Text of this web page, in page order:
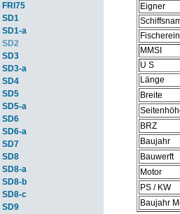
FRI75
SD1
SD1-a
SD2
SD3
SD3-a
SD4
SD5
SD5-a
SD6
SD6-a
SD7
SD8
SD8-a
SD8-b
SD8-c
SD9
Eigner
MMSI
U S
Länge
Breite
BRZ
Baujahr
Bauwerft
Motor
PS / KW
Baujahr